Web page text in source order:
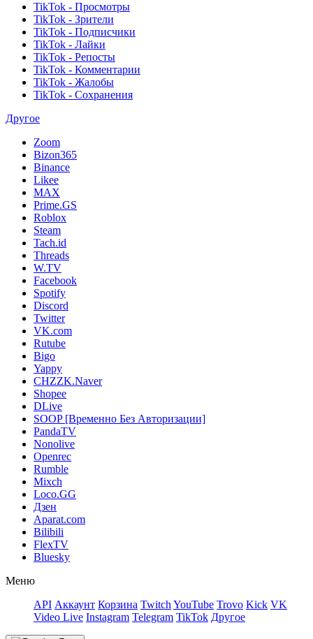
TikTok - Просмотры
TikTok - Зрители
TikTok - Подписчики
TikTok - Лайки
TikTok - Репосты
TikTok - Комментарии
TikTok - Жалобы
TikTok - Сохранения
Другое
Zoom
Bizon365
Binance
Likee
MAX
Prime.GS
Roblox
Steam
Tach.id
Threads
W.TV
Facebook
Spotify
Discord
Twitter
VK.com
Rutube
Bigo
Yappy
CHZZK.Naver
Shopee
DLive
SOOP [Временно Без Авторизации]
PandaTV
Nonolive
Openrec
Rumble
Mixch
Loco.GG
Дзен
Aparat.com
Bilibili
FlexTV
Bluesky
Меню
API Аккаунт Корзина Twitch YouTube Trovo Kick VK
Video Live Instagram Telegram TikTok Другое